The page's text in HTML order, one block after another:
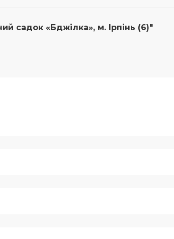
садок «Бджілка», м. Ірпінь (6)"